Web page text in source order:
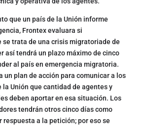
que un país de la Unión informe
Frontex evaluara si
se trata de una crisis migratoriade de
así tendrá un plazo máximo de cinco
al país en emergencia migratoria.
un plan de acción para comunicar a los
la Unión que cantidad de agentes y
deben aportar en esa situación. Los
tendrán otros cinco días como
respuesta a la petición; por eso se